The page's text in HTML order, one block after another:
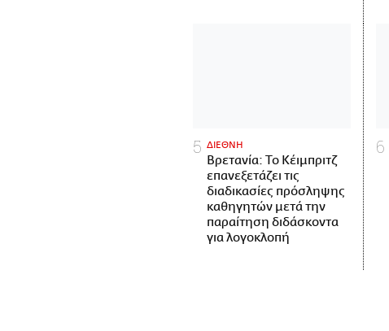
ΔΙΕΘΝΗ
Βρετανία: Το Κέιμπριτζ
επανεξετάζει τις
διαδικασίες πρόσληψης
καθηγητών μετά την
παραίτηση διδάσκοντα
για λογοκλοπή